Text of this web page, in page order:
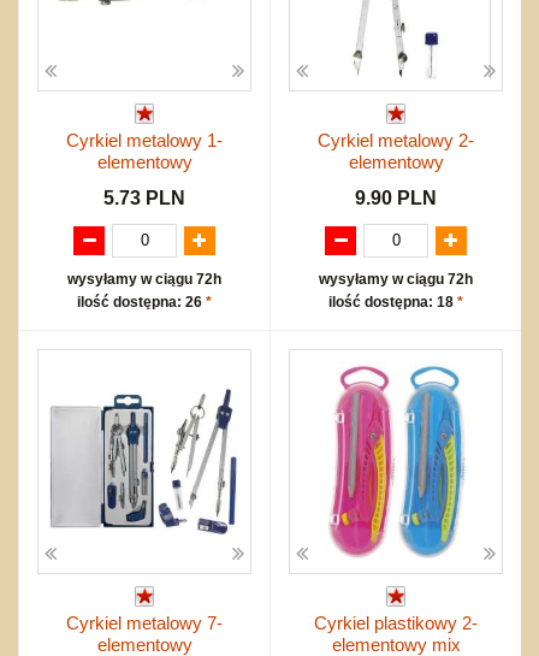
Cyrkiel metalowy 1-
elementowy
5.73 PLN
wysyłamy w ciągu 72h
ilość dostępna: 26 *
Cyrkiel metalowy 2-
elementowy
9.90 PLN
wysyłamy w ciągu 72h
ilość dostępna: 18 *
Cyrkiel metalowy 7-
elementowy
Cyrkiel plastikowy 2-
elementowy mix